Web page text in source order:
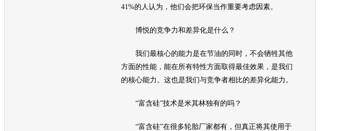
41%的人认为，他们会把环保当作重要考虑因素。
博悦的竞争力和差异化是什么？
我们最核心的能力是在节油的同时，不会牺牲其他
方面的性能，能在所有特性方面取得最佳效果，是我们
的核心能力。这也是我们与竞争者相比的差异化能力。
“富含硅”技术是米其林独有的吗？
“富含硅”在很多轮胎厂家都有，但真正将其使用于